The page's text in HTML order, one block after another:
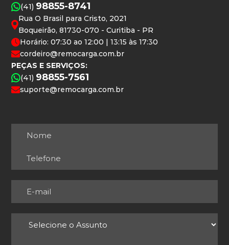
(41) 98855-8741
Rua O Brasil para Cristo, 2021
Boqueirão, 81730-070 - Curitiba - PR
Horário: 07:30 ao 12:00 | 13:15 às 17:30
cordeiro@remocarga.com.br
PEÇAS E SERVIÇOS:
(41) 98855-7561
suporte@remocarga.com.br